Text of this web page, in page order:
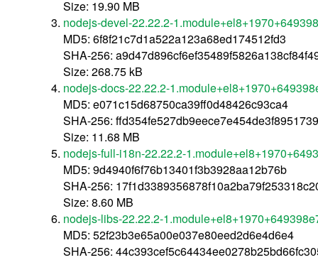
Size: 19.90 MB
nodejs-devel-22.22.2-
MD5: 6f8f21c7d1a522a123a68ed174512fd3
SHA-256:
Size: 268.75 kB
nodejs-docs-22.22.2-
MD5: e071c15d68750ca39ff0d48426c93ca4
SHA-256:
Size: 11.68 MB
nodejs-full-i18n-22.22.2-
MD5: 9d4940f6f76b13401f3b3928aa12b76b
SHA-256:
Size: 8.60 MB
nodejs-libs-22.22.2-
MD5: 52f23b3e65a00e037e80eed2d6e4d6e4
SHA-256: